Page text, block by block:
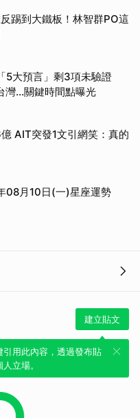
踢到大鐵板！林智群PO這
5大預言」剩3項未驗證
灣...關鍵時間點曝光
AIT突發1文引網笑：真的
08月10日(一)星座運勢
建立貼文
引用此內容，透過發布貼
立場。